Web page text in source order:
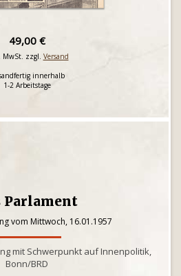
49,00 €
MwSt. zzgl. Versand
innerhalb
1-2 Arbeitstage
Parlament
vom Mittwoch, 16.01.1957
mit Schwerpunkt auf Innenpolitik,
Bonn/BRD